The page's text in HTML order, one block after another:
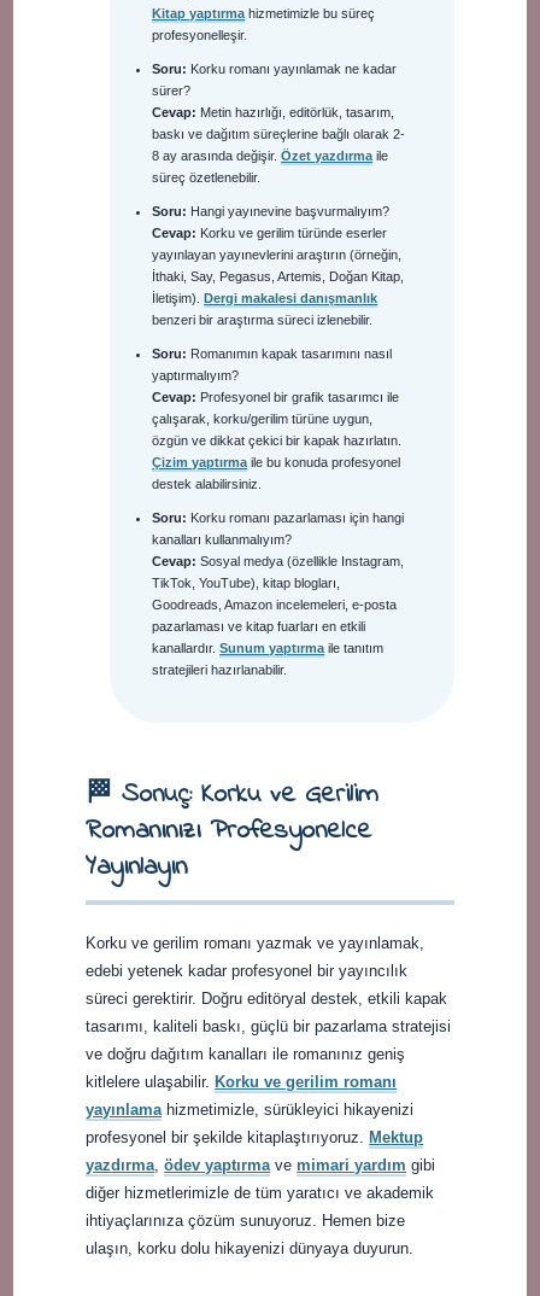
Kitap yaptırma hizmetimizle bu süreç
profesyonelleşir.
Soru: Korku romanı yayınlamak ne kadar
sürer?
Cevap: Metin hazırlığı, editörlük, tasarım,
baskı ve dağıtım süreçlerine bağlı olarak 2-
8 ay arasında değişir.Özet yazdırma ile
süreç özetlenebilir.
Soru: Hangi yayınevine başvurmalıyım?
Cevap: Korku ve gerilim türünde eserler
yayınlayan yayınevlerini araştırın (örneğin,
İthaki, Say, Pegasus, Artemis, Doğan Kitap,
İletişim).Dergi makalesi danışmanlık
benzeri bir araştırma süreci izlenebilir.
Soru: Romanımın kapak tasarımını nasıl
yaptırmalıyım?
Cevap: Profesyonel bir grafik tasarımcı ile
çalışarak, korku/gerilim türüne uygun,
özgün ve dikkat çekici bir kapak hazırlatın.
Çizim yaptırma ile bu konuda profesyonel
destek alabilirsiniz.
Soru: Korku romanı pazarlaması için hangi
kanalları kullanmalıyım?
Cevap: Sosyal medya (özellikle Instagram,
TikTok, YouTube), kitap blogları,
Goodreads, Amazon incelemeleri, e-posta
pazarlaması ve kitap fuarları en etkili
kanallardır.Sunum yaptırma ile tanıtım
stratejileri hazırlanabilir.
🏁 Sonuç: Korku ve Gerilim
Romanınızı Profesyonelce
Yayınlayın
Korku ve gerilim romanı yazmak ve yayınlamak,
edebi yetenek kadar profesyonel bir yayıncılık
süreci gerektirir. Doğru editöryal destek, etkili kapak
tasarımı, kaliteli baskı, güçlü bir pazarlama stratejisi
ve doğru dağıtım kanalları ile romanınız geniş
kitlelere ulaşabilir.Korku ve gerilim romanı
yayınlama hizmetimizle, sürükleyici hikayenizi
profesyonel bir şekilde kitaplaştırıyoruz.Mektup
yazdırma ,ödev yaptırma vemimari yardım gibi
diğer hizmetlerimizle de tüm yaratıcı ve akademik
ihtiyaçlarınıza çözüm sunuyoruz. Hemen bize
ulaşın, korku dolu hikayenizi dünyaya duyurun.